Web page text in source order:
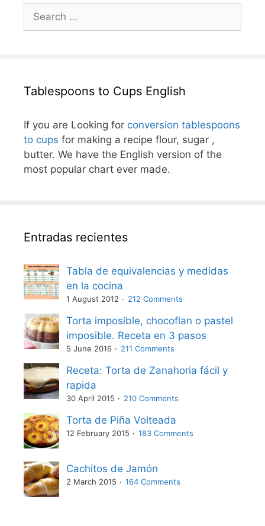
for:
Tablespoons to Cups English
If you are Looking for conversion tablespoons
to cups for making a recipe flour, sugar ,
butter. We have the English version of the
most popular chart ever made.
Entradas recientes
Tabla de equivalencias y medidas
en la cocina
1 August 2012 212 Comments
Torta imposible, chocoflan o pastel
imposible. Receta en 3 pasos
5 June 2016 211 Comments
Receta: Torta de Zanahoria fácil y
rapida
30 April 2015 210 Comments
Torta de Piña Volteada
12 February 2015 183 Comments
Cachitos de Jamón
2 March 2015 164 Comments